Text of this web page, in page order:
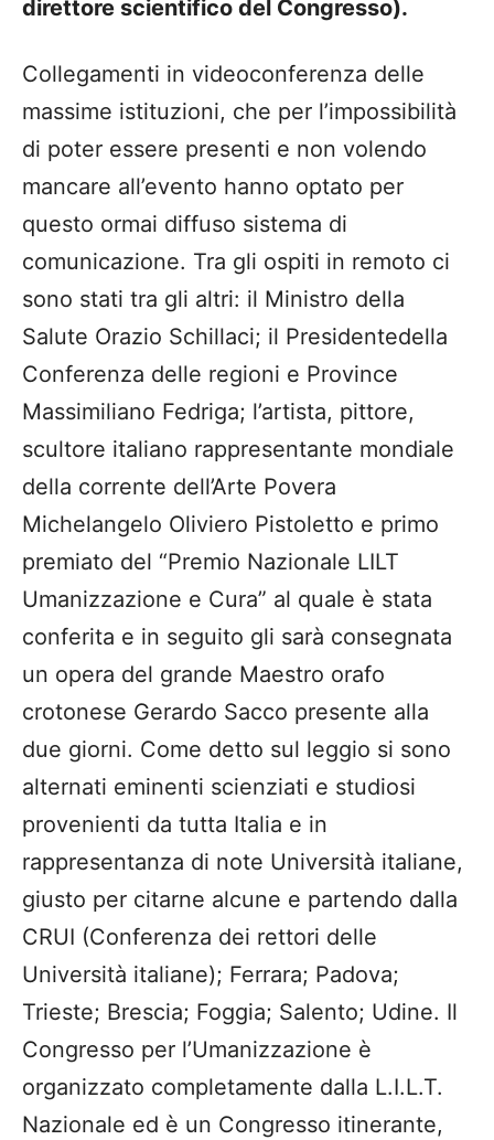
direttore scientifico del Congresso).
Collegamenti in videoconferenza delle
massime istituzioni, che per l’impossibilità
di poter essere presenti e non volendo
mancare all’evento hanno optato per
questo ormai diffuso sistema di
comunicazione. Tra gli ospiti in remoto ci
sono stati tra gli altri: il Ministro della
Salute Orazio Schillaci; il Presidentedella
Conferenza delle regioni e Province
Massimiliano Fedriga; l’artista, pittore,
scultore italiano rappresentante mondiale
della corrente dell’Arte Povera
Michelangelo Oliviero Pistoletto e primo
premiato del “Premio Nazionale LILT
Umanizzazione e Cura” al quale è stata
conferita e in seguito gli sarà consegnata
un opera del grande Maestro orafo
crotonese Gerardo Sacco presente alla
due giorni. Come detto sul leggio si sono
alternati eminenti scienziati e studiosi
provenienti da tutta Italia e in
rappresentanza di note Università italiane,
giusto per citarne alcune e partendo dalla
CRUI (Conferenza dei rettori delle
Università italiane); Ferrara; Padova;
Trieste; Brescia; Foggia; Salento; Udine. Il
Congresso per l’Umanizzazione è
organizzato completamente dalla L.I.L.T.
Nazionale ed è un Congresso itinerante,